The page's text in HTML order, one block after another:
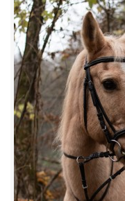
7:4 (VELKÝ PÁTEK)
JARNÍ BRIGÁDA
DNE 17.11.2023
DĚKUJEME MĚSTU
NABÍZÍME BRIGÁDU U